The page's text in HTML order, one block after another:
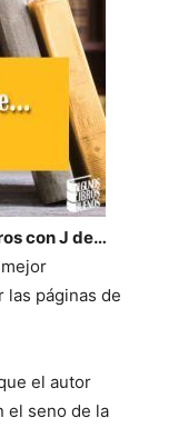
con J de…
páginas de
el autor
el seno de la